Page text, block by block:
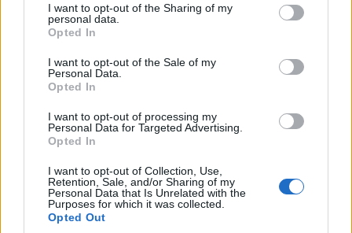
not limited to your visit or usage behaviour. You may click to
grant or deny consent to Google and its third-party tags to
use your data for below specified purposes in below Google
consent section.
I want to opt-out of the Sharing of my
personal data.
Opted In
I want to opt-out of the Sale of my
Personal Data.
Opted In
I want to opt-out of processing my
Personal Data for Targeted Advertising.
Opted In
I want to opt-out of Collection, Use,
Retention, Sale, and/or Sharing of my
Personal Data that Is Unrelated with the
Purposes for which it was collected.
Opted Out